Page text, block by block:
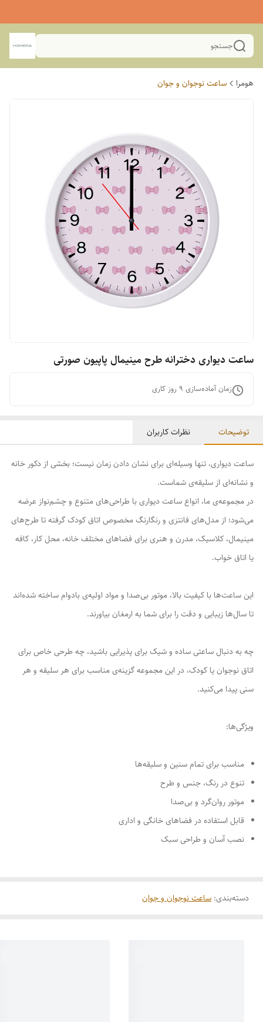
جستجو
هومرا ساعت نوجوان و جوان
ساعت دیواری دخترانه طرح مینیمال پاپیون صورتی
زمان آماده‌سازی 9 روز کاری
توضیحات نظرات کاربران
ساعت دیواری، تنها وسیله‌ای برای نشان دادن زمان نیست؛ بخشی از دکور خانه
و نشانه‌ای از سلیقه‌ی شماست.
در مجموعه‌ی ما، انواع ساعت دیواری با طراحی‌های متنوع و چشم‌نواز عرضه
می‌شود؛ از مدل‌های فانتزی و رنگارنگ مخصوص اتاق کودک گرفته تا طرح‌های
مینیمال، کلاسیک، مدرن و هنری برای فضاهای مختلف خانه، محل کار، کافه
یا اتاق خواب.
این ساعت‌ها با کیفیت بالا، موتور بی‌صدا و مواد اولیه‌ی بادوام ساخته شده‌اند
تا سال‌ها زیبایی و دقت را برای شما به ارمغان بیاورند.
چه به دنبال ساعتی ساده و شیک برای پذیرایی باشید، چه طرحی خاص برای
اتاق نوجوان یا کودک، در این مجموعه گزینه‌ی مناسب برای هر سلیقه و هر
سنی پیدا می‌کنید.
ویژگی‌ها:
مناسب برای تمام سنین و سلیقه‌ها
تنوع در رنگ، جنس و طرح
موتور روان‌گرد و بی‌صدا
قابل استفاده در فضاهای خانگی و اداری
نصب آسان و طراحی سبک
دسته‌بندی: ساعت نوجوان و جوان